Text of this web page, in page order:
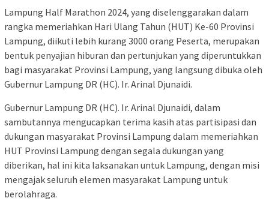
Lampung Half Marathon 2024, yang diselenggarakan dalam
rangka memeriahkan Hari Ulang Tahun (HUT) Ke-60 Provinsi
Lampung, diikuti lebih kurang 3000 orang Peserta, merupakan
bentuk penyajian hiburan dan pertunjukan yang diperuntukkan
bagi masyarakat Provinsi Lampung, yang langsung dibuka oleh
Gubernur Lampung DR (HC). Ir. Arinal Djunaidi.
Gubernur Lampung DR (HC). Ir. Arinal Djunaidi, dalam
sambutannya mengucapkan terima kasih atas partisipasi dan
dukungan masyarakat Provinsi Lampung dalam memeriahkan
HUT Provinsi Lampung dengan segala dukungan yang
diberikan, hal ini kita laksanakan untuk Lampung, dengan misi
mengajak seluruh elemen masyarakat Lampung untuk
berolahraga.